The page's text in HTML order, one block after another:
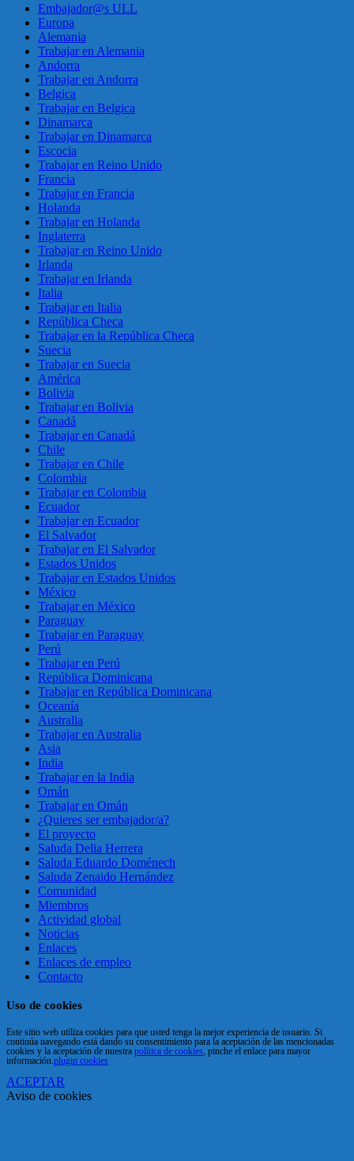
Embajador@s ULL
Europa
Alemania
Trabajar en Alemania
Andorra
Trabajar en Andorra
Belgica
Trabajar en Belgica
Dinamarca
Trabajar en Dinamarca
Escocia
Trabajar en Reino Unido
Francia
Trabajar en Francia
Holanda
Trabajar en Holanda
Inglaterra
Trabajar en Reino Unido
Irlanda
Trabajar en Irlanda
Italia
Trabajar en Italia
República Checa
Trabajar en la República Checa
Suecia
Trabajar en Suecia
América
Bolivia
Trabajar en Bolivia
Canadá
Trabajar en Canadá
Chile
Trabajar en Chile
Colombia
Trabajar en Colombia
Ecuador
Trabajar en Ecuador
El Salvador
Trabajar en El Salvador
Estados Unidos
Trabajar en Estados Unidos
México
Trabajar en México
Paraguay
Trabajar en Paraguay
Perú
Trabajar en Perú
República Dominicana
Trabajar en República Dominicana
Oceanía
Australia
Trabajar en Australia
Asia
India
Trabajar en la India
Omán
Trabajar en Omán
¿Quieres ser embajador/a?
El proyecto
Saluda Delia Herrera
Saluda Eduardo Doménech
Saluda Zenaido Hernández
Comunidad
Miembros
Actividad global
Noticias
Enlaces
Enlaces de empleo
Contacto
Uso de cookies
Este sitio web utiliza cookies para que usted tenga la mejor experiencia de usuario. Si
continúa navegando está dando su consentimiento para la aceptación de las mencionadas
cookies y la aceptación de nuestra política de cookies, pinche el enlace para mayor
información.plugin cookies
ACEPTAR
Aviso de cookies